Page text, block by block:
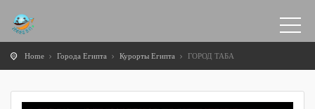
Home Города Египта Курорты Египта ГОРОД ТАБА